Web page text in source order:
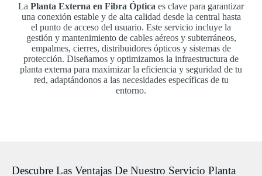
La Planta Externa en Fibra Óptica es clave para garantizar
una conexión estable y de alta calidad desde la central hasta
el punto de acceso del usuario. Este servicio incluye la
gestión y mantenimiento de cables aéreos y subterráneos,
empalmes, cierres, distribuidores ópticos y sistemas de
protección. Diseñamos y optimizamos la infraestructura de
planta externa para maximizar la eficiencia y seguridad de tu
red, adaptándonos a las necesidades específicas de tu
entorno.
Descubre Las Ventajas De Nuestro Servicio Planta